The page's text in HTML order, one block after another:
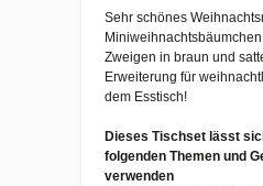
Sehr schönes
Zweigen in braun und
Erweiterung für
dem Esstisch!
Dieses Tischset lässt
folgenden Themen und
verwenden